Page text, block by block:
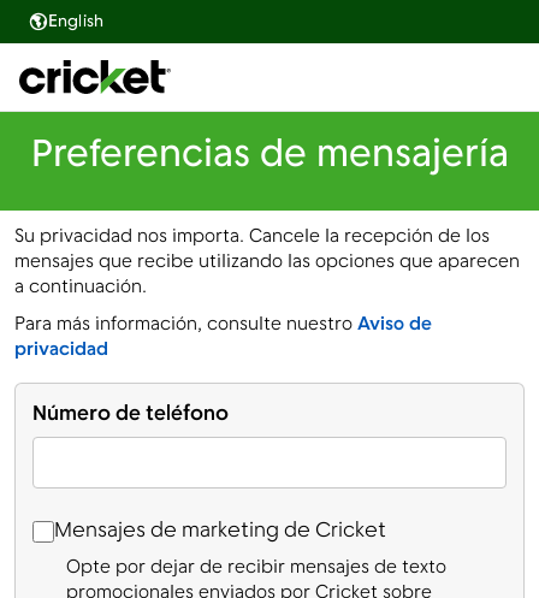
English
Preferencias de mensajería
Su privacidad nos importa. Cancele la recepción de los
mensajes que recibe utilizando las opciones que aparecen
a continuación.
Para más información, consulte nuestro Aviso de
privacidad
Número de teléfono
Número de teléfono
Mensajes de marketing de Cricket
Mensajes de marketing de Cricket
Opte por dejar de recibir mensajes de texto
promocionales enviados por Cricket sobre